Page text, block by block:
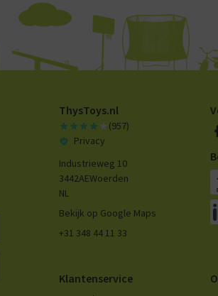
ThysToys.nl
(957)
Privacy
Industrieweg 10
3442AEWoerden
NL
Bekijk op Google Maps
+31 348 44 11 33
Klantenservice